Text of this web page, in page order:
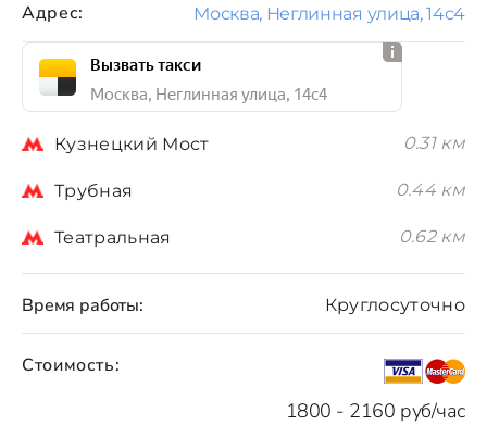
Стоимость:
1800 - 2160 руб/час
Время работы: Круглосуточно
Адрес: Москва, Неглинная улица, 14с4
Вызвать такси
Москва, Неглинная улица, 14с4
Кузнецкий Мост 0.31 км
Трубная 0.44 км
Театральная 0.62 км